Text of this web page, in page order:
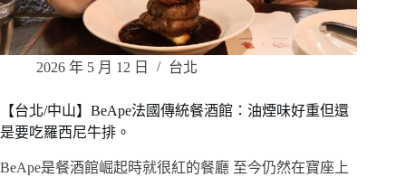
2026 年 5 月 12 日 台北
【台北/中山】BeApe法國傳統餐酒館：油煙味好重但還
是要吃羅西尼牛排。
BeApe是餐酒館崛起時就很紅的餐廳 至今仍然在寶座上